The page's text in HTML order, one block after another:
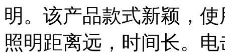
明。该产品款式新颖，
照明距离远，时间长。